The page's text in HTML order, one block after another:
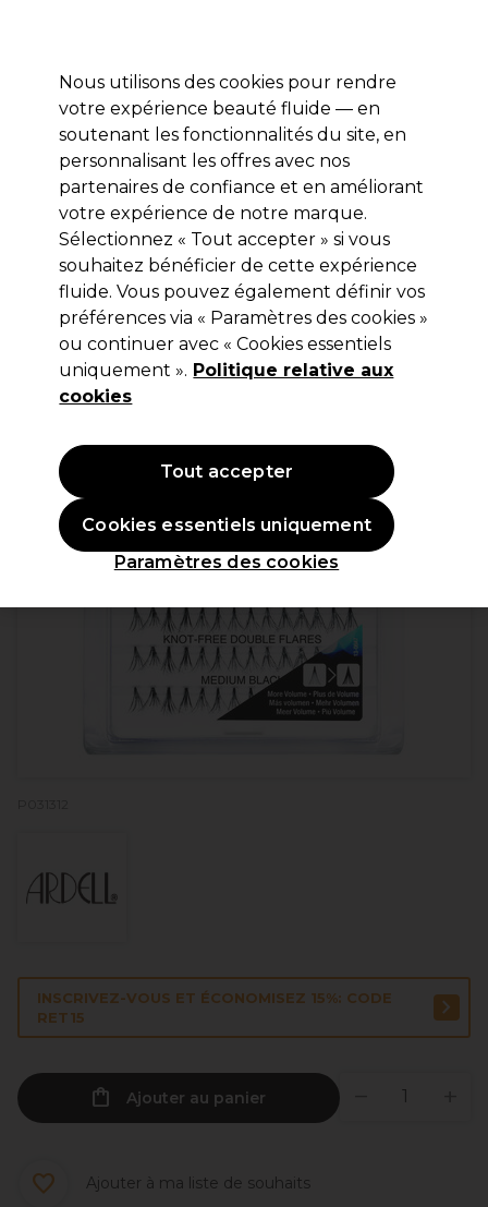
Se connecter
Marques Bons plans 🌟 Coiffure Electro et Matériel
Livraison le lendemain*
Après expédition, du lundi au vendredi
Ardell Faux-Cils Individuels Doubles Moyen
)
6,89 €
INSCRIVEZ-VOUS ET ÉCONOMISEZ 15%: CODE
RET15
Ajouter au panier
Ajouter à ma liste de souhaits
Nous utilisons des cookies pour rendre
votre expérience beauté fluide — en
soutenant les fonctionnalités du site, en
personnalisant les offres avec nos
partenaires de confiance et en améliorant
votre expérience de notre marque.
Sélectionnez « Tout accepter » si vous
souhaitez bénéficier de cette expérience
fluide. Vous pouvez également définir vos
préférences via « Paramètres des cookies »
ou continuer avec « Cookies essentiels
uniquement ». Politique relative aux
cookies
Paramètres des cookies
Cookies essentiels uniquement
Tout accepter